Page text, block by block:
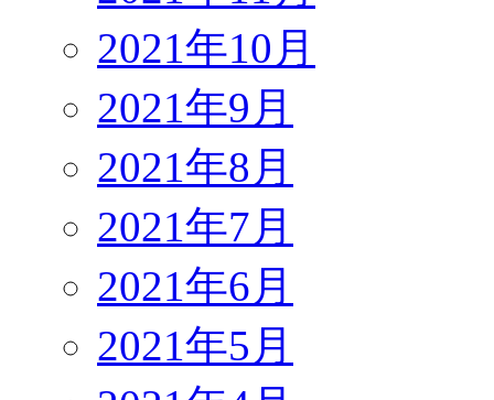
2021年10月
2021年9月
2021年8月
2021年7月
2021年6月
2021年5月